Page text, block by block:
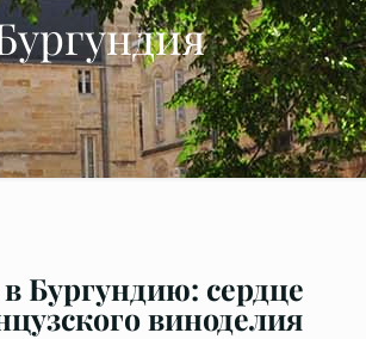
Бургундию: сердце
виноделия